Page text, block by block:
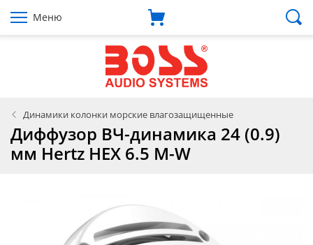
Меню
Динамики колонки морские влагозащищенные
Диффузор ВЧ-динамика 24 (0.9)
мм Hertz HEX 6.5 M-W